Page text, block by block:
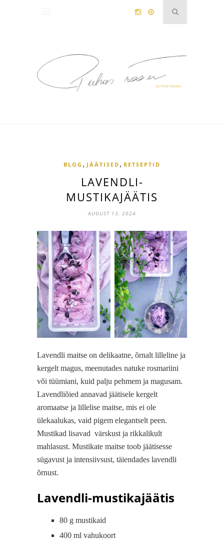
BLOG , JÄÄTISED , RETSEPTID
LAVENDLI-
MUSTIKAJÄÄTIS
AUGUST 13, 2024
Lavendli maitse on delikaatne, õrnalt lilleline ja
kergelt magus, meenutades natuke rosmariini
või tüümiani, kuid palju pehmem ja magusam.
Lavendliõied annavad jäätisele kergelt
aromaatse ja lillelise maitse, mis ei ole
ülekaalukas, vaid pigem elegantselt peen.
Mustikad lisavad värskust ja rikkalikult
mahlasust. Mustikate maitse toob jäätisesse
sügavust ja intensiivsust, täiendades lavendli
õrnust.
Lavendli-mustikajäätis
80 g mustikaid
400 ml vahukoort